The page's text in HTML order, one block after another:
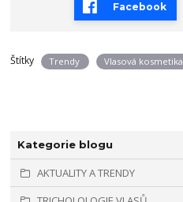
Kategorie blogu
AKTUALITY A TRENDY
Facebook
Štítky Trendy Vlasová kosmetika